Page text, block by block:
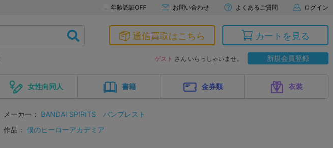
年齢認証OFF お問い合わせ よくあるご質問 ログイン
通信買取はこちら カートを見る
ゲスト さん いらっしゃいませ。 新規会員登録
女性向同人 書籍 金券類 衣装
メーカー： BANDAI SPIRITS
バンプレスト
作品： 僕のヒーローアカデミア